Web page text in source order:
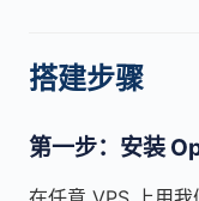
搭建步骤
第一步：安装